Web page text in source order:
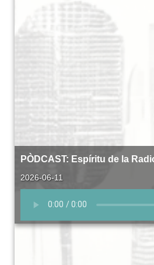
PÒDCAST: Espíritu de la
2026-06-11